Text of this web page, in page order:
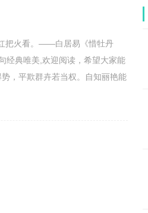
把火看。——白居易《惜牡丹
经典唯美,欢迎阅读，希望大家能
，平欺群卉若当权。自知丽艳能